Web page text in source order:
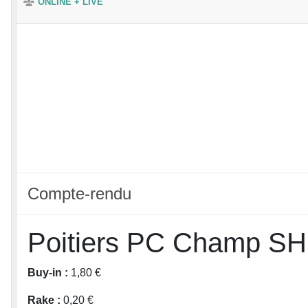
Compte-rendu
Poitiers PC Champ
Buy-in : 1,80 €
Rake : 0,20 €